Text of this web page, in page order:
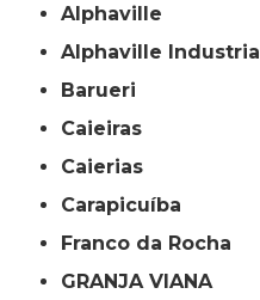
Alphaville
Alphaville
Barueri
Caieiras
Caierias
Carapicuíba
Franco da Rocha
GRANJA VIANA